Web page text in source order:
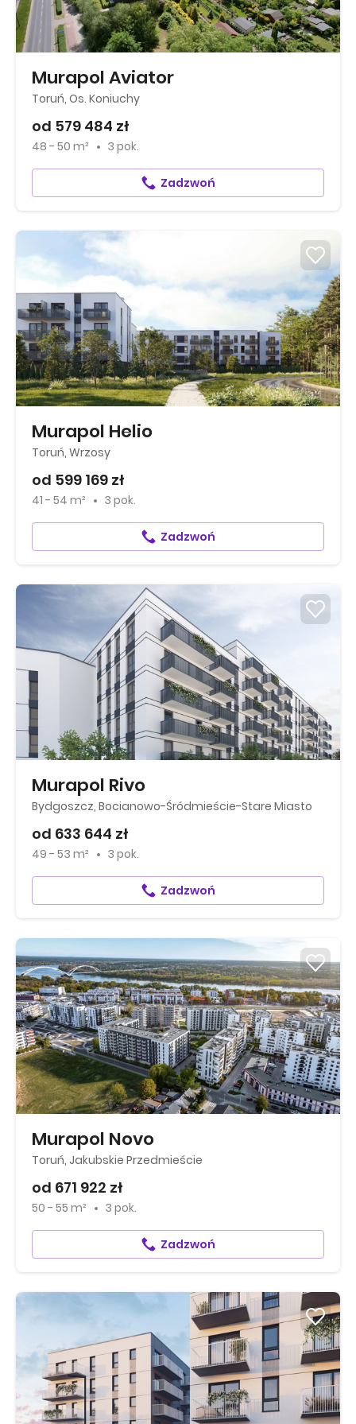
Murapol Aviator
Toruń, Os. Koniuchy
od 579 484 zł
48 - 50 m² 3 pok.
Zadzwoń
Murapol Helio
Toruń, Wrzosy
od 599 169 zł
41 - 54 m² 3 pok.
Zadzwoń
Murapol Rivo
Bydgoszcz, Bocianowo-Śródmieście-Stare Miasto
od 633 644 zł
49 - 53 m² 3 pok.
Zadzwoń
Murapol Novo
Toruń, Jakubskie Przedmieście
od 671 922 zł
50 - 55 m² 3 pok.
Zadzwoń